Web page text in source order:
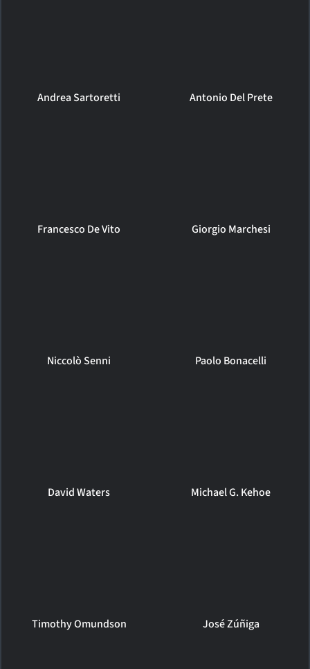
Andrea Sartoretti Antonio Del Prete
Francesco De Vito Giorgio Marchesi
Niccolò Senni Paolo Bonacelli
David Waters Michael G. Kehoe
Timothy Omundson José Zúñiga